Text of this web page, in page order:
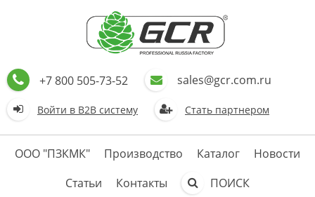
+7 800 505-73-52 sales@gcr.com.ru
Войти в В2В систему Стать партнером
ООО "ПЗКМК" Производство Каталог
Новости
Статьи
Контакты ПОИСК